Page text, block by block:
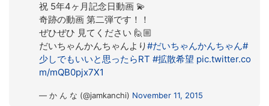
祝 5年4ヶ月記念日動画 💫
奇跡の動画 第二弾です！！
ぜひぜひ 見てください 🙋🏼
だいちゃんかんちゃんより#だいちゃんかんちゃん#
少しでもいいと思ったらRT #拡散希望 pic.twitter.co
m/mQB0pjx7X1
— か ん な (@jamkanchi) November 11, 2015